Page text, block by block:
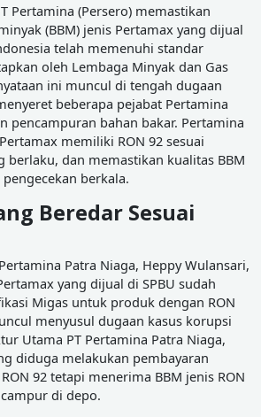
Pertamina (Persero) memastikan
(BBM) jenis Pertamax yang dijual
telah memenuhi standar
oleh Lembaga Minyak dan Gas
ini muncul di tengah dugaan
beberapa pejabat Pertamina
pencampuran bahan bakar. Pertamina
memiliki RON 92 sesuai
berlaku, dan memastikan kualitas BBM
berkala.
Beredar Sesuai
Patra Niaga, Heppy Wulansari,
yang dijual di SPBU sudah
Migas untuk produk dengan RON
menyusul dugaan kasus korupsi
Utama PT Pertamina Patra Niaga,
diduga melakukan pembayaran
92 tetapi menerima BBM jenis RON
di depo.